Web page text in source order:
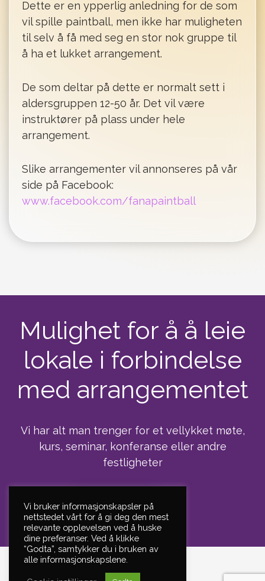
Dette er en ypperlig anledning for de som
vil spille paintball, men ikke har muligheten
til selv å få med seg en stor nok gruppe til
å ha et lukket arrangement.
De som deltar på dette er normalt sett i
aldersgruppen 12-50 år. Det vil være
instruktører på plass under hele
arrangement.
Slike arrangementer vil annonseres på vår
side på Facebook:
www.facebook.com/fanapaintball
Mulighet for å å leie
lokale i forbindelse
med arrangementet
Vi har alt man trenger for et vellykket møte,
kurs, seminar, konferanse eller andre
festligheter
Les mer
Vi bruker informasjonskapsler på
nettstedet vårt for å gi deg den mest
relevante opplevelsen ved å huske
dine preferanser. Ved å klikke
“Godta”, samtykker du i bruken av
alle informasjonskapslene.